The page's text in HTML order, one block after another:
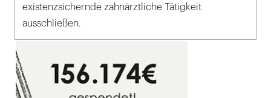
existenzsichernde zahnärztliche Tätigkeit
ausschließen.